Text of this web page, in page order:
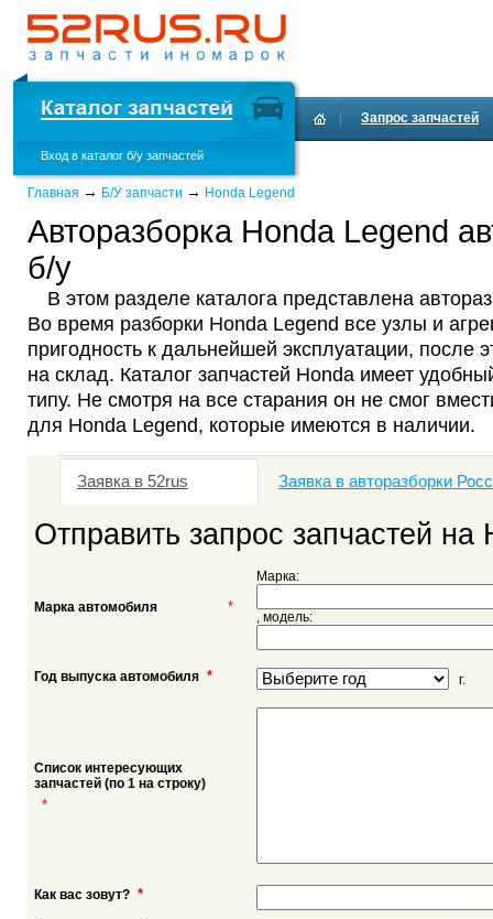
Вход в каталог б/у запчастей
Запрос запчастей
Главная → Б/У запчасти → Honda Legend
Авторазборка Honda Legend
б/у
В этом разделе каталога представлена
Во время разборки Honda Legend все узлы и
пригодность к дальнейшей эксплуатации, после
на склад. Каталог запчастей Honda имеет
типу. Не смотря на все старания он не смог
для Honda Legend, которые имеются в наличии.
Заявка в 52rus Заявка в авторазборки
Отправить запрос запчастей на
Марка автомобиля *
Марка:
, модель:
Год выпуска автомобиля * г.
Список интересующих
запчастей (по 1 на строку)
*
Как вас зовут? *